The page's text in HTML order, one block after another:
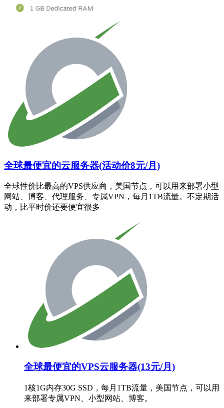
全球最便宜的云服务器(活动价8元/月)
全球性价比最高的VPS供应商，美国节点，可以用来部署小型
网站、博客、代理服务、专属VPN，每月1TB流量。不定期活
动，比平时价还要便宜很多
全球最便宜的VPS云服务器(13元/月)
1核1G内存30G SSD，每月1TB流量，美国节点，可以用
来部署专属VPN、小型网站、博客。